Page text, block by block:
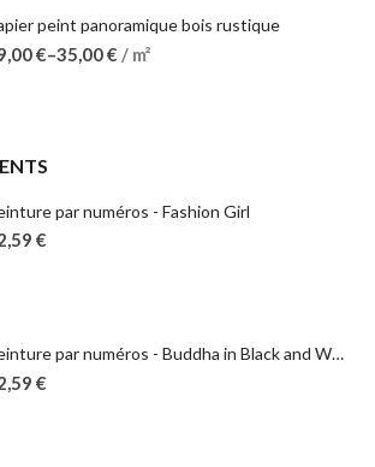
peint panoramique bois rustique
€–35,00€ / m²
par numéros - Fashion Girl
€
Peinture par numéros - Buddha in Black and White
€